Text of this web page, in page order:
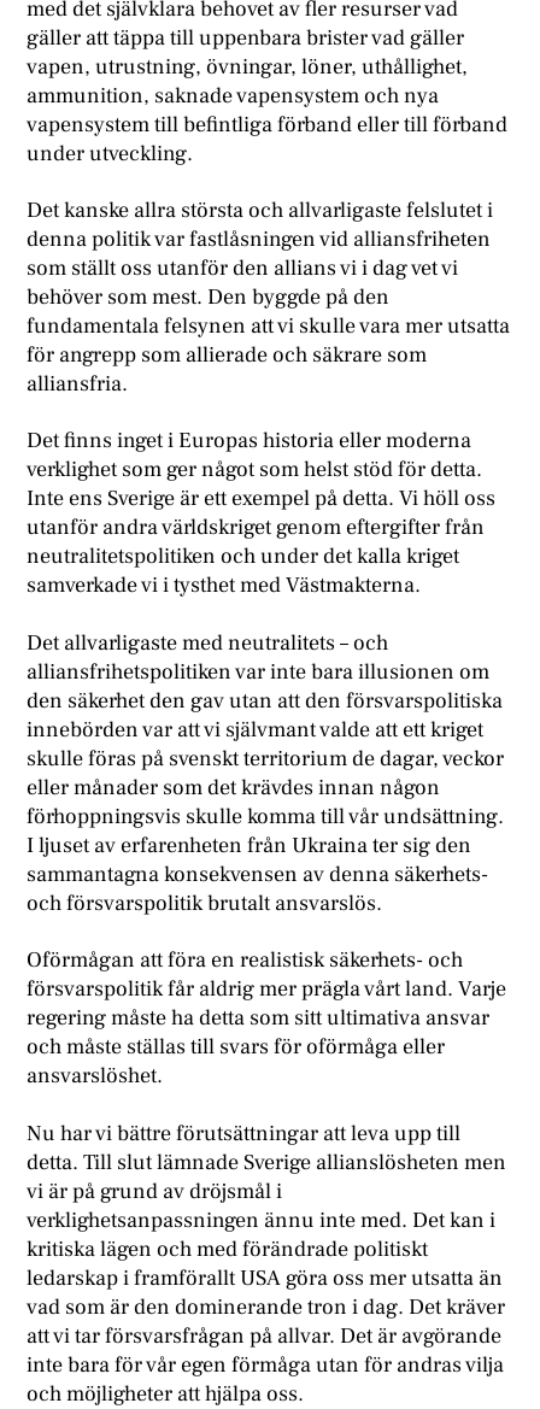
med det självklara behovet av fler resurser vad
gäller att täppa till uppenbara brister vad gäller
vapen, utrustning, övningar, löner, uthållighet,
ammunition, saknade vapensystem och nya
vapensystem till befintliga förband eller till förband
under utveckling.
Det kanske allra största och allvarligaste felslutet i
denna politik var fastlåsningen vid alliansfriheten
som ställt oss utanför den allians vi i dag vet vi
behöver som mest. Den byggde på den
fundamentala felsynen att vi skulle vara mer utsatta
för angrepp som allierade och säkrare som
alliansfria.
Det finns inget i Europas historia eller moderna
verklighet som ger något som helst stöd för detta.
Inte ens Sverige är ett exempel på detta. Vi höll oss
utanför andra världskriget genom eftergifter från
neutralitetspolitiken och under det kalla kriget
samverkade vi i tysthet med Västmakterna.
Det allvarligaste med neutralitets – och
alliansfrihetspolitiken var inte bara illusionen om
den säkerhet den gav utan att den försvarspolitiska
innebörden var att vi självmant valde att ett kriget
skulle föras på svenskt territorium de dagar, veckor
eller månader som det krävdes innan någon
förhoppningsvis skulle komma till vår undsättning.
I ljuset av erfarenheten från Ukraina ter sig den
sammantagna konsekvensen av denna säkerhets-
och försvarspolitik brutalt ansvarslös.
Oförmågan att föra en realistisk säkerhets- och
försvarspolitik får aldrig mer prägla vårt land. Varje
regering måste ha detta som sitt ultimativa ansvar
och måste ställas till svars för oförmåga eller
ansvarslöshet.
Nu har vi bättre förutsättningar att leva upp till
detta. Till slut lämnade Sverige allianslösheten men
vi är på grund av dröjsmål i
verklighetsanpassningen ännu inte med. Det kan i
kritiska lägen och med förändrade politiskt
ledarskap i framförallt USA göra oss mer utsatta än
vad som är den dominerande tron i dag. Det kräver
att vi tar försvarsfrågan på allvar. Det är avgörande
inte bara för vår egen förmåga utan för andras vilja
och möjligheter att hjälpa oss.